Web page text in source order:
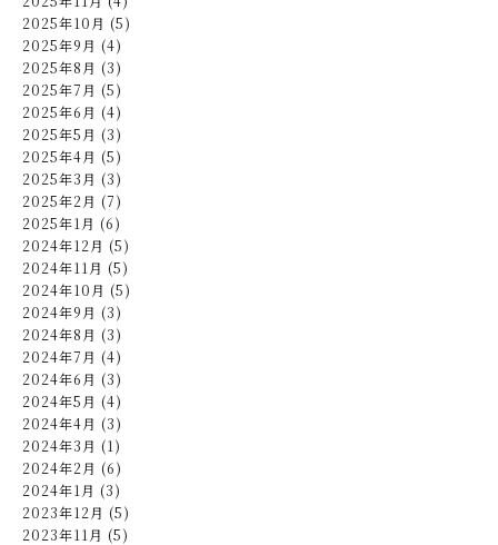
2025年10月 (5)
2025年9月 (4)
2025年8月 (3)
2025年7月 (5)
2025年6月 (4)
2025年5月 (3)
2025年4月 (5)
2025年3月 (3)
2025年2月 (7)
2025年1月 (6)
2024年12月 (5)
2024年11月 (5)
2024年10月 (5)
2024年9月 (3)
2024年8月 (3)
2024年7月 (4)
2024年6月 (3)
2024年5月 (4)
2024年4月 (3)
2024年3月 (1)
2024年2月 (6)
2024年1月 (3)
2023年12月 (5)
2023年11月 (5)